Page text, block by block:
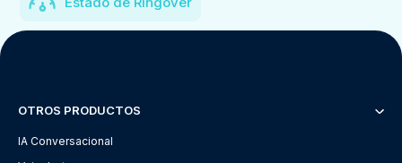
OTROS PRODUCTOS
IA Conversacional